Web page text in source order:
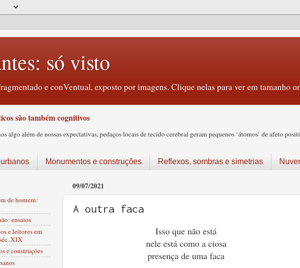
só visto
e conVentual, exposto por imagens. Clique nelas para ver em tamanho
são também cognitivos
algo além de nossas expectativas, pedaços locais de tecido cerebral geram pequenos ‘átomos’ de afeto
Monumentos e construções Reflexos, sombras e simetrias
09/07/2021
A outra faca
Isso que não está
nele está como a ciosa
presença de uma faca
de homem:
ensaios
e leitores em
XIX
e construções